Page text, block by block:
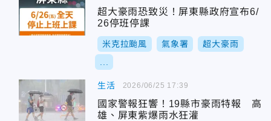
超大豪雨恐致災！屏東縣政府宣布6/
26停班停課
米克拉颱風 氣象署 超大豪雨
生活
國家警報狂響！19縣市豪雨特報 高
雄、屏東紫爆雨水狂灌
2026/06/25 17:39